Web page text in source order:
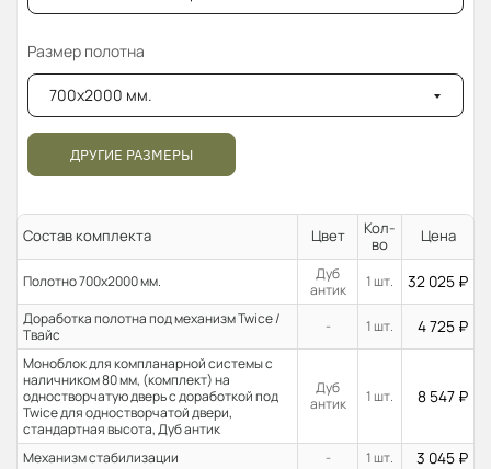
Размер полотна
700x2000 мм.
ДРУГИЕ РАЗМЕРЫ
Состав комплекта Цвет
Кол-
во
Цена
Полотно 700x2000 мм.
Дуб
антик
1 шт. 32 025 ₽
Доработка полотна под механизм Twice /
Твайс
- 1 шт. 4 725 ₽
Моноблок для компланарной системы с
наличником 80 мм, (комплект) на
одностворчатую дверь с доработкой под
Twice для одностворчатой двери,
стандартная высота, Дуб антик
Дуб
антик
1 шт. 8 547 ₽
Механизм стабилизации - 1 шт. 3 045 ₽